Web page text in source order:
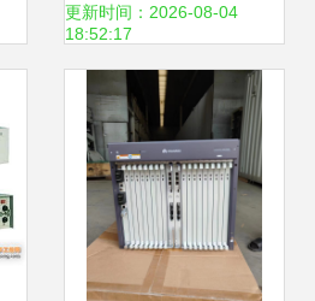
输新生态
更新时间：2026-08-04
18:52:17